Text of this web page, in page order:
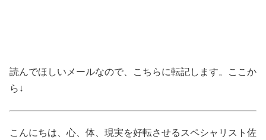
読んでほしいメールなので、こちらに転記します。ここか
ら↓
こんにちは、心、体、現実を好転させるスペシャリスト佐